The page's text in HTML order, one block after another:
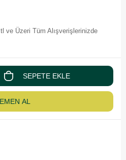
ve Üzeri Tüm Alışverişlerinizde